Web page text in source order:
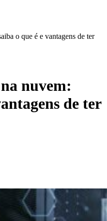
o que é e vantagens de ter
nuvem:
de ter